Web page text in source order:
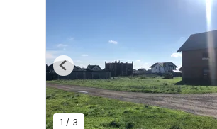
1 / 3
Previous